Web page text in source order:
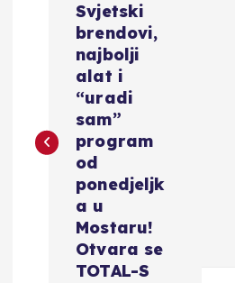
i
Svjetski
brendovi,
najbolji
alat i
“uradi
sam”
program
od
ponedjeljk
a u
Mostaru!
Otvara se
TOTAL-S